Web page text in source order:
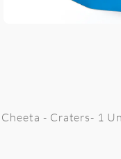
Cheeta - Craters- 1